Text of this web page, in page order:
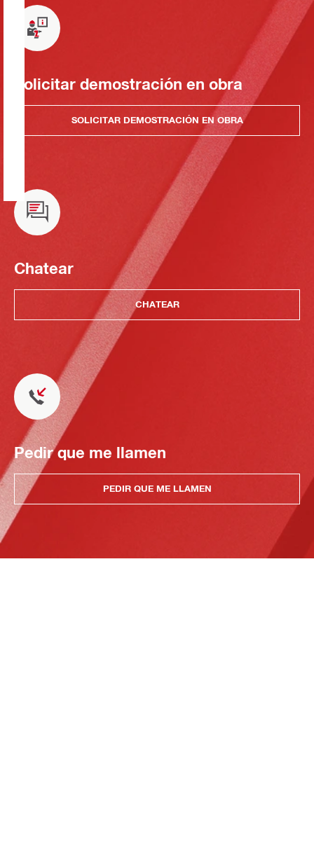
Solicitar demostración en obra
SOLICITAR DEMOSTRACIÓN EN OBRA
Chatear
CHATEAR
Pedir que me llamen
PEDIR QUE ME LLAMEN